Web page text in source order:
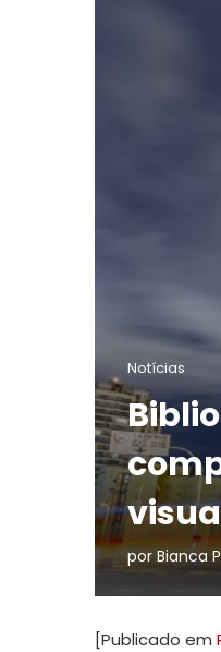
Notícias
por Bianca
[Publicado em